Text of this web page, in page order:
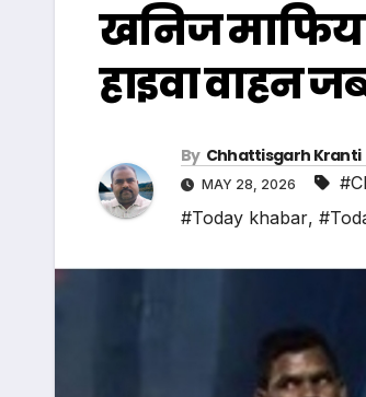
खनिज
हाइवा वाहन
By Chhattisgarh Kranti
MAY 28, 2026
#Today khabar,